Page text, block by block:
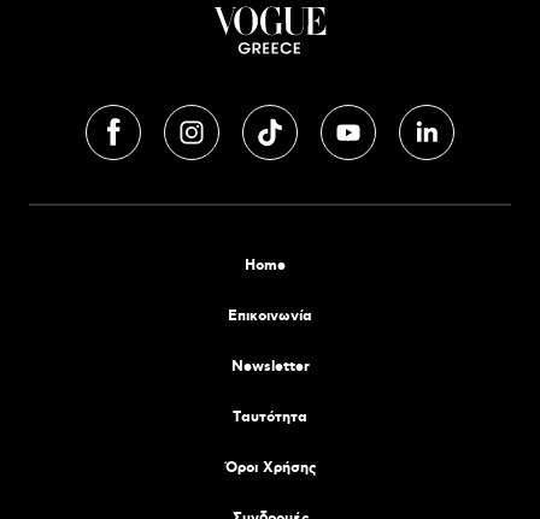
Home
Επικοινωνία
Newsletter
Tαυτότητα
Όροι Χρήσης